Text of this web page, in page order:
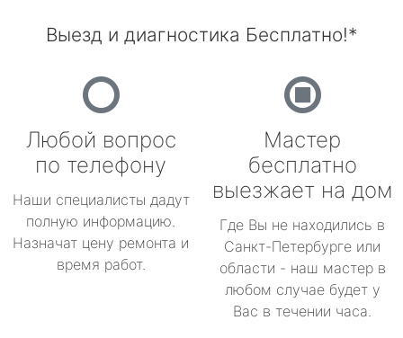
Выезд и диагностика Бесплатно!*
Любой вопрос
по телефону
Наши специалисты дадут
полную информацию.
Назначат цену ремонта и
время работ.
Мастер
бесплатно
выезжает на дом
Где Вы не находились в
Санкт-Петербурге или
области - наш мастер в
любом случае будет у
Вас в течении часа.